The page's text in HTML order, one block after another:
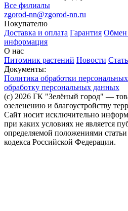
Все филиалы
zgorod-nn@zgorod-nn.ru
Покупателю
Доставка и оплата Гарантия Обмен
информация
О нас
Питомник растений Новости
Документы:
Политика обработки
обработку персональных данных
(c) 2026 ГК "Зелёный город" —
озеленению и благоустройству
Сайт носит исключительно
при каких условиях не является
определяемой положениями
кодекса Российской Федерации.